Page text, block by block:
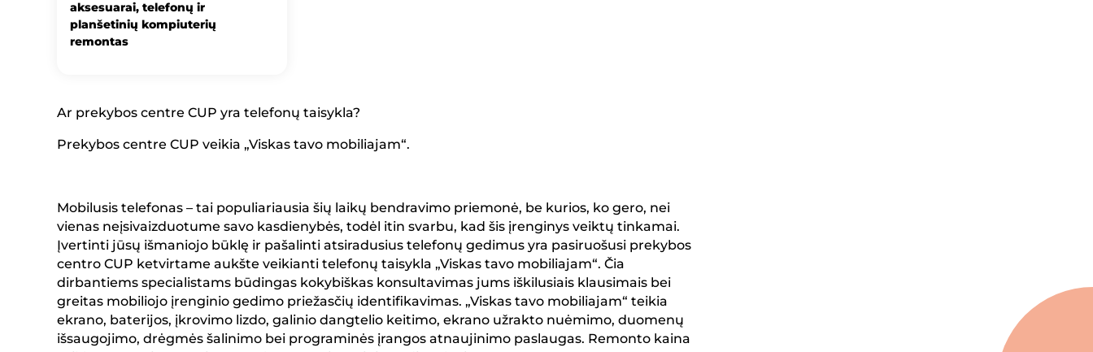
aksesuarai, telefonų ir
planšetinių kompiuterių
remontas
Ar prekybos centre CUP yra telefonų taisykla?
Prekybos centre CUP veikia „Viskas tavo mobiliajam“.
Mobilusis telefonas – tai populiariausia šių laikų bendravimo priemonė, be kurios, ko gero, nei
vienas neįsivaizduotume savo kasdienybės, todėl itin svarbu, kad šis įrenginys veiktų tinkamai.
Įvertinti jūsų išmaniojo būklę ir pašalinti atsiradusius telefonų gedimus yra pasiruošusi prekybos
centro CUP ketvirtame aukšte veikianti telefonų taisykla „Viskas tavo mobiliajam“. Čia
dirbantiems specialistams būdingas kokybiškas konsultavimas jums iškilusiais klausimais bei
greitas mobiliojo įrenginio gedimo priežasčių identifikavimas. „Viskas tavo mobiliajam“ teikia
ekrano, baterijos, įkrovimo lizdo, galinio dangtelio keitimo, ekrano užrakto nuėmimo, duomenų
išsaugojimo, drėgmės šalinimo bei programinės įrangos atnaujinimo paslaugas. Remonto kaina